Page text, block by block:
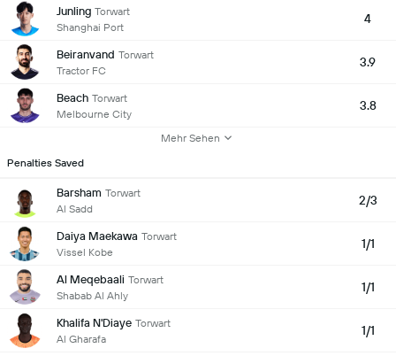
Junling Torwart
Shanghai Port
4
Beiranvand Torwart
Tractor FC
3.9
Beach Torwart
Melbourne City
3.8
Mehr Sehen
Penalties Saved
Barsham Torwart
Al Sadd
2/3
Daiya Maekawa Torwart
Vissel Kobe
1/1
Al Meqebaali Torwart
Shabab Al Ahly
1/1
Khalifa N'Diaye Torwart
Al Gharafa
1/1